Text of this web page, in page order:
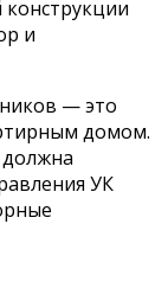
и
— это
домом.
УК